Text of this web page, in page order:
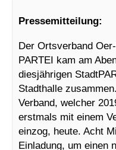
Pressemitteilung:
Der Ortsverband
PARTEI kam am
diesjährigen
Stadthalle
Verband, welcher
erstmals mit einem
einzog, heute. Acht
Einladung, um einen